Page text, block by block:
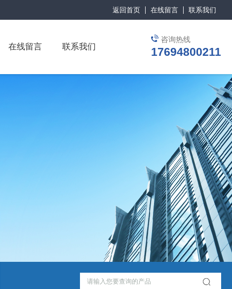
返回首页 在线留言 联系我们
咨询热线
17694800211
在线留言 联系我们